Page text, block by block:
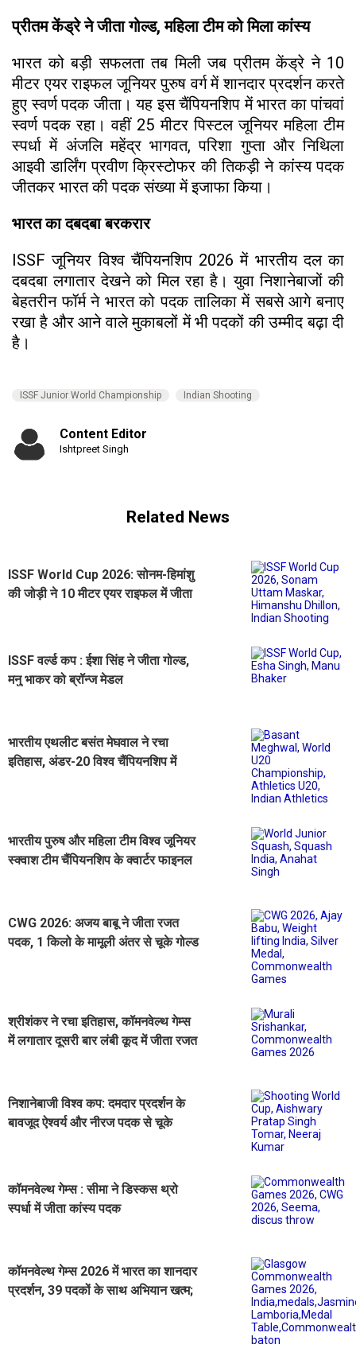
प्रीतम केंड्रे ने जीता गोल्ड, महिला टीम को मिला कांस्य
भारत को बड़ी सफलता तब मिली जब प्रीतम केंड्रे ने 10
मीटर एयर राइफल जूनियर पुरुष वर्ग में शानदार प्रदर्शन करते
हुए स्वर्ण पदक जीता। यह इस चैंपियनशिप में भारत का पांचवां
स्वर्ण पदक रहा। वहीं 25 मीटर पिस्टल जूनियर महिला टीम
स्पर्धा में अंजलि महेंद्र भागवत, परिशा गुप्ता और निथिला
आइवी डार्लिंग प्रवीण क्रिस्टोफर की तिकड़ी ने कांस्य पदक
जीतकर भारत की पदक संख्या में इजाफा किया।
भारत का दबदबा बरकरार
ISSF जूनियर विश्व चैंपियनशिप 2026 में भारतीय दल का
दबदबा लगातार देखने को मिल रहा है। युवा निशानेबाजों की
बेहतरीन फॉर्म ने भारत को पदक तालिका में सबसे आगे बनाए
रखा है और आने वाले मुकाबलों में भी पदकों की उम्मीद बढ़ा दी
है।
ISSF Junior World Championship Indian Shooting
Content Editor
Ishtpreet Singh
Related News
ISSF World Cup 2026: सोनम-हिमांशु
की जोड़ी ने 10 मीटर एयर राइफल में जीता
ISSF वर्ल्ड कप : ईशा सिंह ने जीता गोल्ड,
मनु भाकर को ब्रॉन्ज मेडल
भारतीय एथलीट बसंत मेघवाल ने रचा
इतिहास, अंडर-20 विश्व चैंपियनशिप में
भारतीय पुरुष और महिला टीम विश्व जूनियर
स्क्वाश टीम चैंपियनशिप के क्वार्टर फाइनल
CWG 2026: अजय बाबू ने जीता रजत
पदक, 1 किलो के मामूली अंतर से चूके गोल्ड
श्रीशंकर ने रचा इतिहास, कॉमनवेल्थ गेम्स
में लगातार दूसरी बार लंबी कूद में जीता रजत
निशानेबाजी विश्व कप: दमदार प्रदर्शन के
बावजूद ऐश्वर्य और नीरज पदक से चूके
कॉमनवेल्थ गेम्स : सीमा ने डिस्कस थ्रो
स्पर्धा में जीता कांस्य पदक
कॉमनवेल्थ गेम्स 2026 में भारत का शानदार
प्रदर्शन, 39 पदकों के साथ अभियान खत्म;